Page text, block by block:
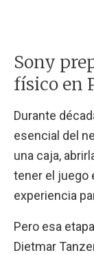
Sony
físico en
Durante
esencial del
una caja,
tener el juego
experiencia
Pero esa
Dietmar